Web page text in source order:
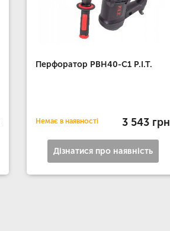
Перфоратор PBH40-C1 P.I.T.
Немає в наявності 3 543 грн
Дізнатися про наявність